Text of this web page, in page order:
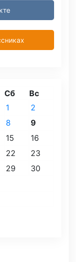
Сб Вс
1
2
8
9
15
16
22
23
29
30